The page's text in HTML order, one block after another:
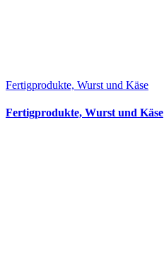
Fertigprodukte, Wurst und Käse
Fertigprodukte, Wurst und Käse